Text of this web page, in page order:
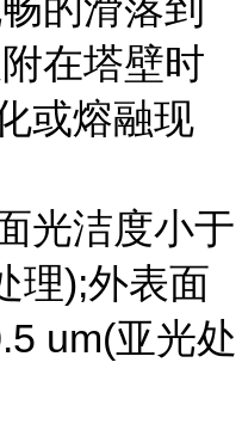
在塔壁时
或熔融现
光洁度小于
理);外表面
um(亚光处